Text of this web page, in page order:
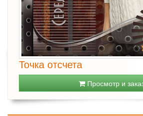
Точка отсчета
Просмотр и